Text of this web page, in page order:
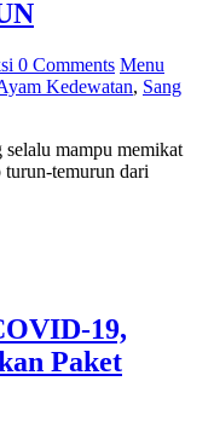
0 Comments Menu
Kedewatan, Sang
mampu memikat
turun-temurun dari
19,
Paket